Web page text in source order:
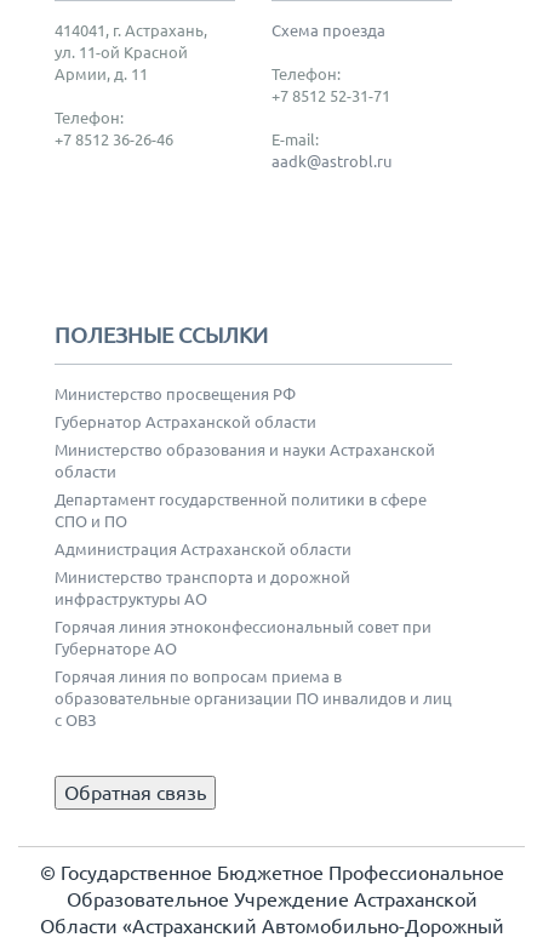
414041, г. Астрахань,
ул. 11-ой Красной
Армии, д. 11
Телефон:
+7 8512 36-26-46
Схема проезда
Телефон:
+7 8512 52-31-71
E-mail:
aadk@astrobl.ru
ПОЛЕЗНЫЕ ССЫЛКИ
Министерство просвещения РФ
Губернатор Астраханской области
Министерство образования и науки Астраханской
области
Департамент государственной политики в сфере
СПО и ПО
Администрация Астраханской области
Министерство транспорта и дорожной
инфраструктуры АО
Горячая линия этноконфессиональный совет при
Губернаторе АО
Горячая линия по вопросам приема в
образовательные организации ПО инвалидов и лиц
с ОВЗ
Обратная связь
© Государственное Бюджетное Профессиональное
Образовательное Учреждение Астраханской
Области «Астраханский Автомобильно-Дорожный